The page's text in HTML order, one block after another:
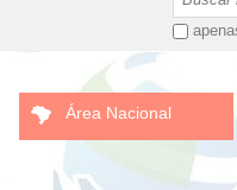
Área Nacional